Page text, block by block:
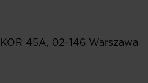
KOR 45A, 02-146 Warszawa